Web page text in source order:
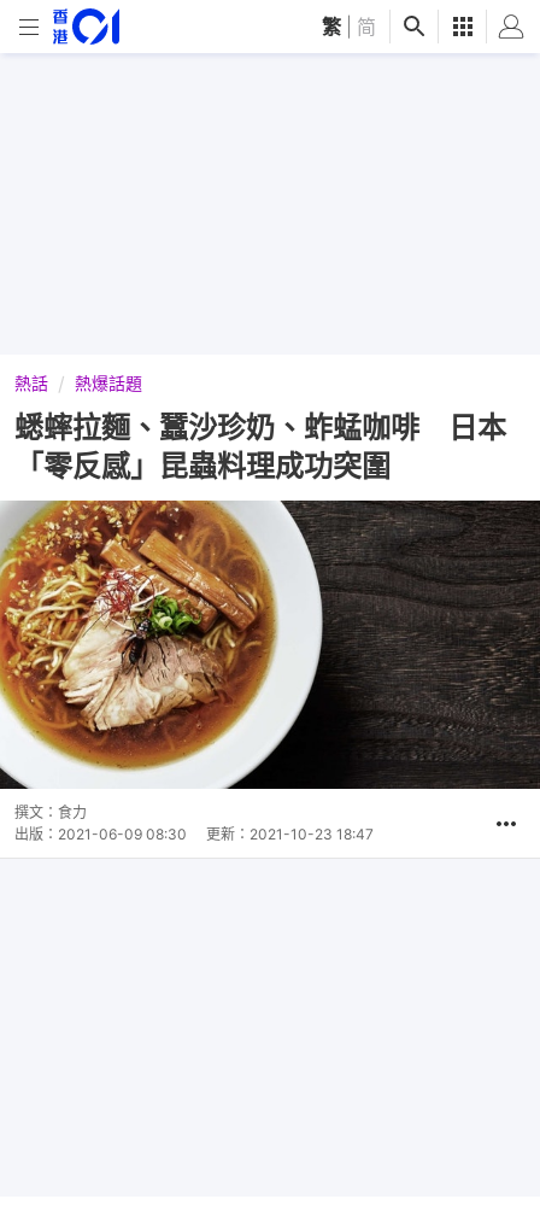
繁 简
熱話 熱爆話題
蟋蟀拉麵、蠶沙珍奶、蚱蜢咖啡 日本
「零反感」昆蟲料理成功突圍
撰文： 食力
出版： 2021-06-09 08:30 更新： 2021-10-23 18:47